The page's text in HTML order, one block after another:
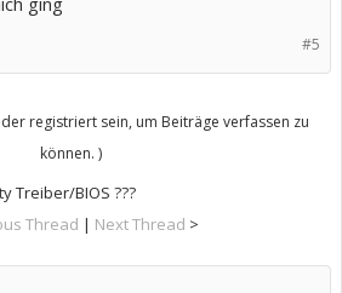
#5
registriert sein, um Beiträge verfassen zu
können. )
Treiber/BIOS ???
Thread | Next Thread >